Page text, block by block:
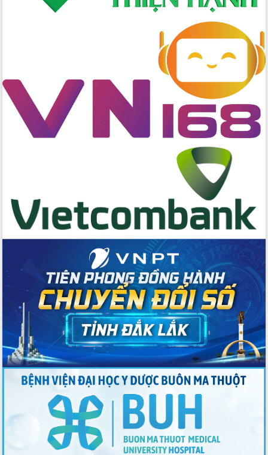
chuyển đổi số giai đoạn 2026 – 2030
với Tập đoàn Bưu chính Viễn thông
Việt Nam
Thứ trưởng Bộ Y tế làm việc với tỉnh
Đắk Lắk về phát triển nhân lực y tế
cho trạm y tế cấp xã
trong thương mại điện tử năm 2026
Đoàn đại biểu Quốc hội tỉnh Đắk Lắk
trao đổi thông tin trước Kỳ họp thứ
Quyết liệt cải cách hành chính, khơi
thông nguồn lực phát triển
Nâng cao hiệu lực, hiệu quả HĐND
tỉnh thông qua hiện đại hóa hành chính
Xã Ea Phê gắn cải cách hành chính với
chuyển đổi số
Phó Chủ tịch Thường trực UBND tỉnh
Hồ Thị Nguyên Thảo làm việc tại Trung
tâm Phục vụ hành chính công xã Ea
Phê
Xây dựng nền hành chính số đồng
hành cùng nông dân dân, doanh nghiệp
Giai đoạn 2026-2030, Đắk Lắk phấn
đấu có 77% xã đạt chuẩn nông thôn